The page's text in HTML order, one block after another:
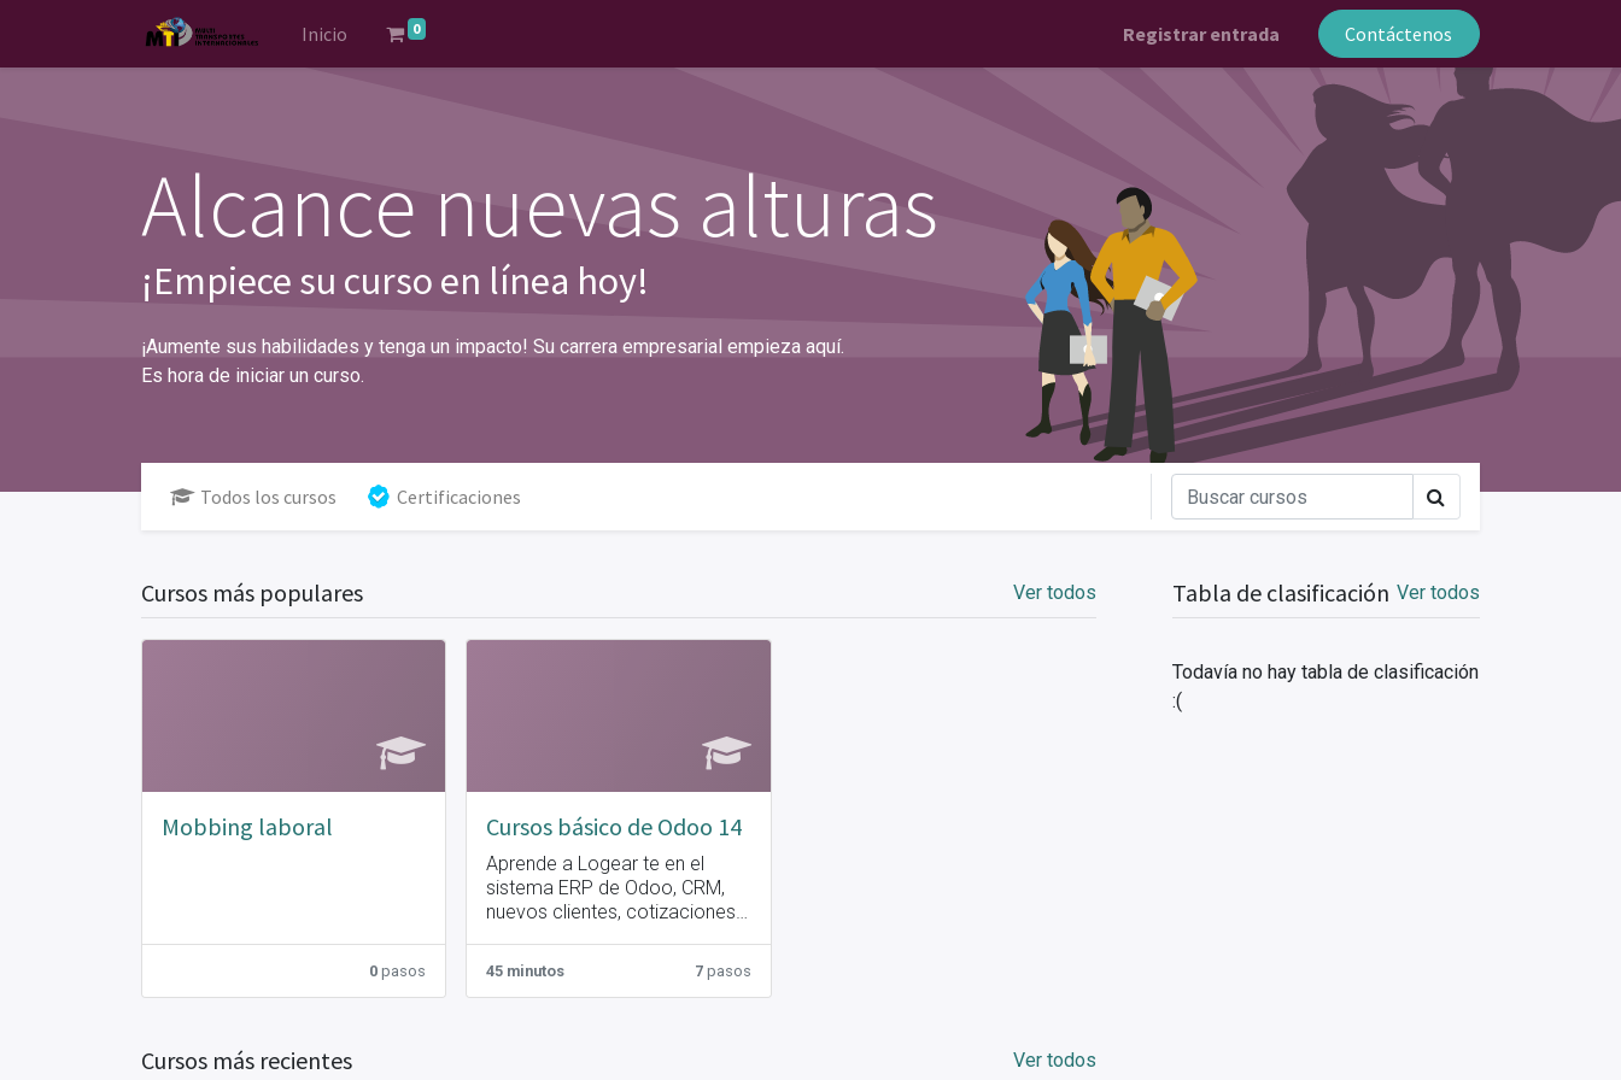
Inicio 0 Registrar entrada Contáctenos
Alcance nuevas alturas
¡Empiece su curso en línea hoy!
¡Aumente sus habilidades y tenga un impacto! Su carrera empresarial empieza aquí.
Es hora de iniciar un curso.
Todos los cursos Certificaciones
Ver todos
Tabla de clasificación
Todavía no hay tabla de clasificación
:(
Ver todos
Cursos más populares
Mobbing laboral
0 pasos
Cursos básico de Odoo 14
Aprende a Logear te en el
sistema ERP de Odoo, CRM,
nuevos clientes, cotizaciones,
porte, terrestres, maritimas,
aereas, inventario, entradas y
45 minutos 7pasos
Ver todos
Cursos más recientes